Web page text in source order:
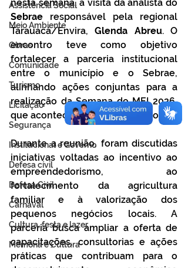
Assistência Social
Meio Ambiente
Obras
Comunidade
Turismo
Licitação
Segurança
Institucional e Governo
Defesa cívil
Defesa Civil
Carnaval
Cultura, festa e lazer
Memória e Cultura
Sebrae responsável pela regional
Tarauacá/Envira, Glenda Abreu. O
encontro teve como objetivo
fortalecer a parceria institucional
entre o município e o Sebrae,
alinhando ações conjuntas para a
realização da Semana do MEI 2026,
que acontece de 11 a 29 de maio.
Durante a reunião, foram discutidas
iniciativas voltadas ao incentivo ao
empreendedorismo, ao
fortalecimento da agricultura
familiar e à valorização dos
pequenos negócios locais. A
parceria busca ampliar a oferta de
capacitações, consultorias e ações
práticas que contribuam para o